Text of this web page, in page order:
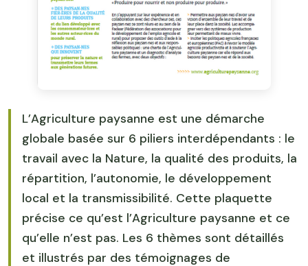
L’Agriculture paysanne est une démarche
globale basée sur 6 piliers interdépendants : le
travail avec la Nature, la qualité des produits, la
répartition, l’autonomie, le développement
local et la transmissibilité. Cette plaquette
précise ce qu’est l’Agriculture paysanne et ce
qu’elle n’est pas. Les 6 thèmes sont détaillés
et illustrés par des témoignages de